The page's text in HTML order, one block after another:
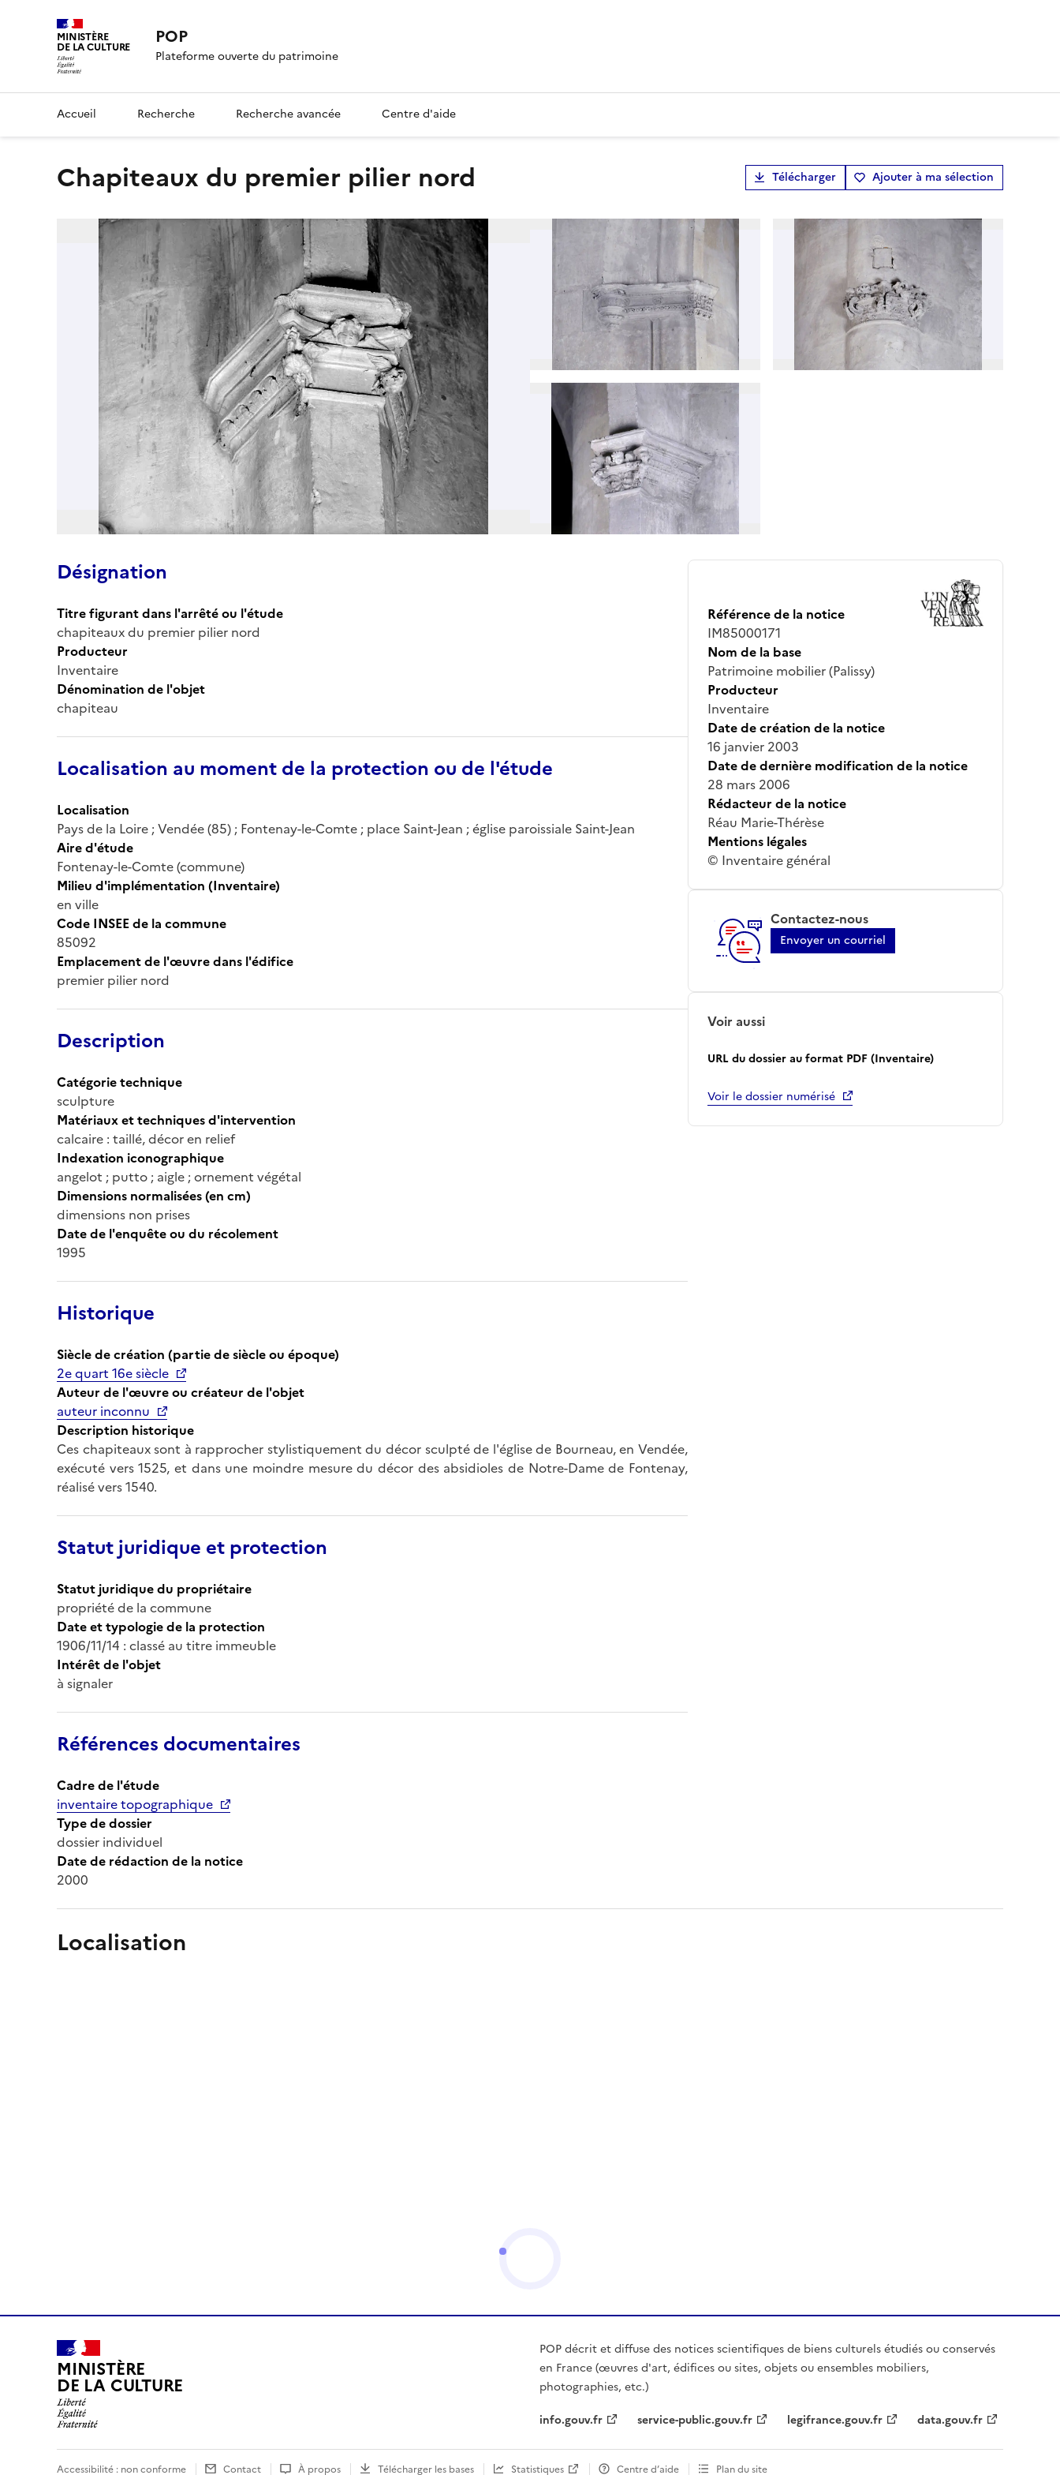
MINISTÈRE
DE LA CULTURE POP
Plateforme ouverte du patrimoine
Accueil Recherche Recherche avancée Centre d'aide
chapiteaux du premier pilier nord Télécharger Ajouter à ma sélection
Désignation
Titre figurant dans l'arrêté ou l'étude
chapiteaux du premier pilier nord
Producteur
Inventaire
Dénomination de l'objet
chapiteau
Localisation au moment de la protection ou de l'étude
Localisation
Pays de la Loire ; Vendée (85) ; Fontenay-le-Comte ; place Saint-Jean ; église paroissiale Saint-Jean
Aire d'étude
Fontenay-le-Comte (commune)
Milieu d'implémentation (Inventaire)
en ville
Code INSEE de la commune
85092
Emplacement de l'œuvre dans l'édifice
premier pilier nord
Description
Catégorie technique
sculpture
Matériaux et techniques d'intervention
calcaire : taillé, décor en relief
Indexation iconographique
angelot ; putto ; aigle ; ornement végétal
Dimensions normalisées (en cm)
dimensions non prises
Date de l'enquête ou du récolement
1995
Historique
Siècle de création (partie de siècle ou époque)
2e quart 16e siècle
Auteur de l'œuvre ou créateur de l'objet
auteur inconnu
Description historique
Ces chapiteaux sont à rapprocher stylistiquement du décor sculpté de l'église de Bourneau, en Vendée,
exécuté vers 1525, et dans une moindre mesure du décor des absidioles de Notre-Dame de Fontenay,
réalisé vers 1540.
Statut juridique et protection
Statut juridique du propriétaire
propriété de la commune
Date et typologie de la protection
1906/11/14 : classé au titre immeuble
Intérêt de l'objet
à signaler
Références documentaires
Cadre de l'étude
inventaire topographique
Type de dossier
dossier individuel
Date de rédaction de la notice
2000
Référence de la notice
IM85000171
Nom de la base
Patrimoine mobilier (Palissy)
Producteur
Inventaire
Date de création de la notice
16 janvier 2003
Date de dernière modification de la notice
28 mars 2006
Rédacteur de la notice
Réau Marie-Thérèse
Mentions légales
© Inventaire général
Contactez-nous
Envoyer un courriel
Voir aussi
URL du dossier au format PDF (Inventaire)
Voir le dossier numérisé
Localisation
MINISTÈRE
DE LA CULTURE
POP décrit et diffuse des notices scientifiques de biens culturels étudiés ou conservés
en France (œuvres d'art, édifices ou sites, objets ou ensembles mobiliers,
photographies, etc.)
info.gouv.fr
service-public.gouv.fr legifrance.gouv.fr data.gouv.fr
Accessibilité : non conforme Contact À propos Télécharger les bases Statistiques Centre d’aide Plan du site